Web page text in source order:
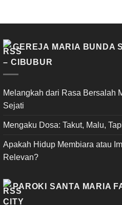
GEREJA MARIA BUNDA
– CIBUBUR
Melangkah dari Rasa Bersalah
Sejati
Mengaku Dosa: Takut, Malu,
Apakah Hidup Membiara atau
Relevan?
PAROKI SANTA MARIA
CITY